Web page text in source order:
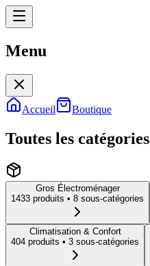
Menu
Accueil Boutique
Toutes les catégories
Gros Électroménager
1433 produits • 8 sous-catégories
Climatisation & Confort
404 produits • 3 sous-catégories